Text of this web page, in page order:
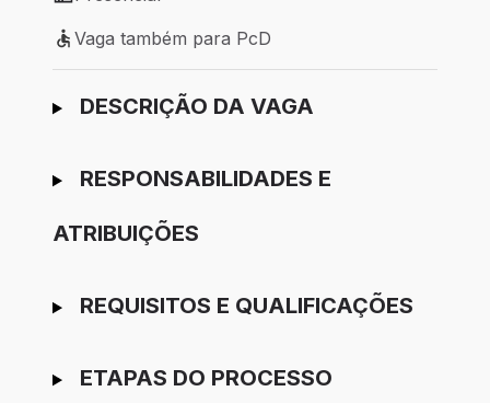
Modelo de trabalho: Presencial
Vaga também para PcD
Vaga também para PcD
Ir para candidatura
DESCRIÇÃO DA VAGA
RESPONSABILIDADES E
ATRIBUIÇÕES
REQUISITOS E QUALIFICAÇÕES
ETAPAS DO PROCESSO